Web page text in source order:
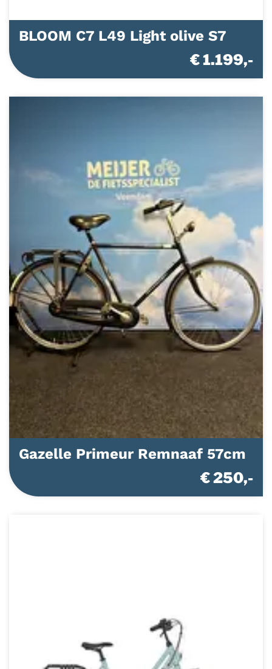
BLOOM C7 L49 Light olive S7
€ 1.199,-
Gazelle Primeur Remnaaf 57cm
€ 250,-